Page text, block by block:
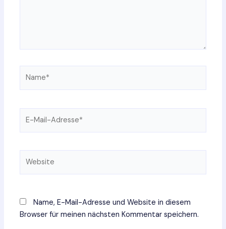
Mail-
Name, E-Mail-Adresse und Website in diesem
Browser für meinen nächsten Kommentar speichern.